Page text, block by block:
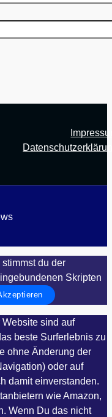
du der
Skripten
sind auf
beste Surferlebnis zu
ohne Änderung der
oder auf
damit einverstanden.
wie Amazon,
Wenn Du das nicht